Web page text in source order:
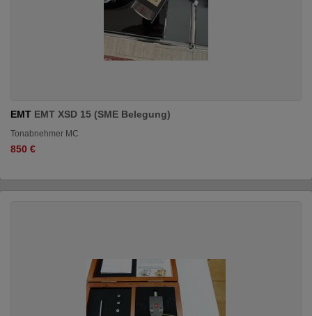
EMT EMT XSD 15 (SME Belegung)
Tonabnehmer MC
850 €